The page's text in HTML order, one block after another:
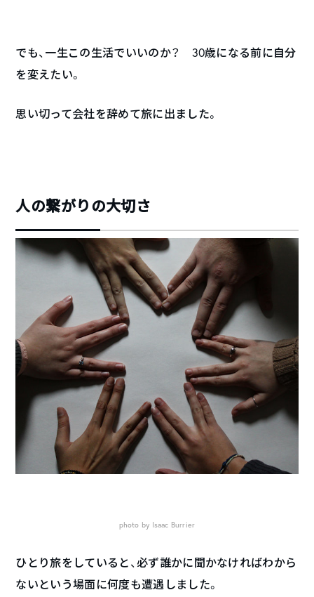
でも、一生この生活でいいのか？ 30歳になる前に自分
を変えたい。
思い切って会社を辞めて旅に出ました。
人の繋がりの大切さ
photo by Isaac Burrier
ひとり旅をしていると、必ず誰かに聞かなければわから
ないという場面に何度も遭遇しました。